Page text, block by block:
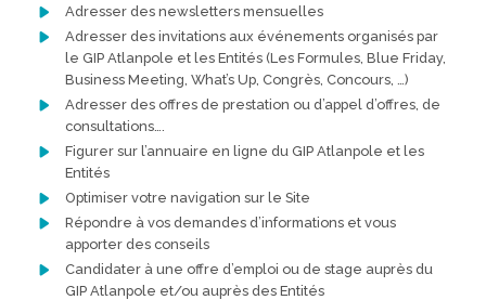
Adresser des newsletters mensuelles
Adresser des invitations aux événements organisés par
le GIP Atlanpole et les Entités (Les Formules, Blue Friday,
Business Meeting, What’s Up, Congrès, Concours, …)
Adresser des offres de prestation ou d’appel d’offres, de
consultations….
Figurer sur l’annuaire en ligne du GIP Atlanpole et les
Entités
Optimiser votre navigation sur le Site
Répondre à vos demandes d’informations et vous
apporter des conseils
Candidater à une offre d’emploi ou de stage auprès du
GIP Atlanpole et/ou auprès des Entités